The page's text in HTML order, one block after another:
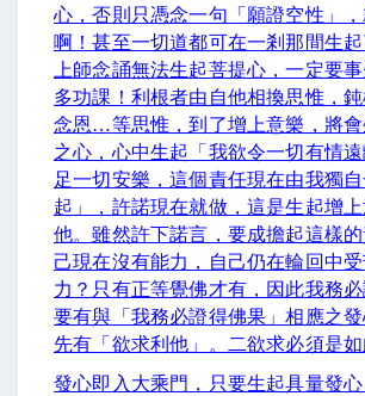
心，否則只憑念一句「願證空性」
啊！甚至一切道都可在一剎那間生
上師念誦無法生起菩提心，一定要
多功課！利根者由自他相換思惟，鈍
念恩…等思惟，到了增上意樂，將
之心，心中生起「我欲令一切有情
足一切安樂，這個責任現在由我獨
起」，許諾現在就做，這是生起增
他。雖然許下諾言，要成擔起這樣
己現在沒有能力，自己仍在輪回中
力？只有正等覺佛才有，因此我務
要有與「我務必證得佛果」相應之
先有「欲求利他」。二欲求必須是如
發心即入大乘門，只要生起具量發